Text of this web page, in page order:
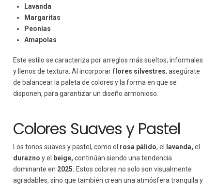
Lavanda
Margaritas
Peonías
Amapolas
Este estilo se caracteriza por arreglos más sueltos, informales
y llenos de textura. Al incorporar flores silvestres, asegúrate
de balancear la paleta de colores y la forma en que se
disponen, para garantizar un diseño armonioso.
Colores Suaves y Pastel
Los tonos suaves y pastel, como el rosa pálido, el lavanda, el
durazno y el beige, continúan siendo una tendencia
dominante en 2025. Estos colores no solo son visualmente
agradables, sino que también crean una atmósfera tranquila y